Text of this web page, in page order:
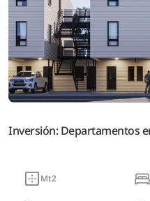
Inversión: Departamentos
Mt2